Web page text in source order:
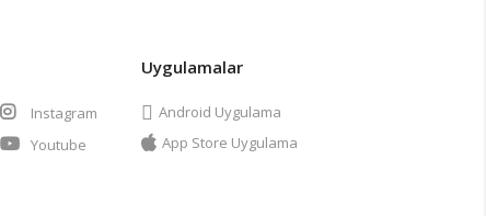
Instagram
Youtube
Uygulamalar
Android Uygulama
App Store Uygulama